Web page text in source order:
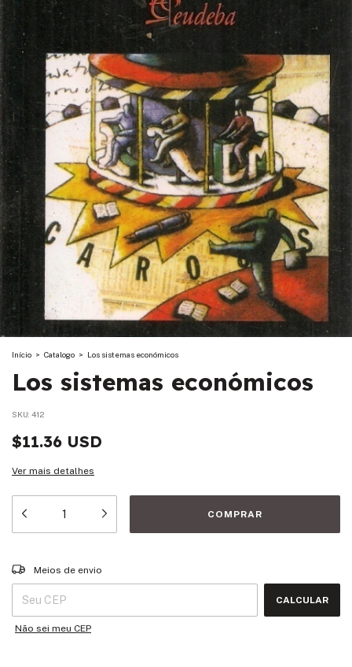
Início > Catalogo > Los sistemas económicos
Los sistemas económicos
SKU: 412
$11.36 USD
Ver mais detalhes
Entregas para o CEP:
Meios de envio
CALCULAR
Não sei meu CEP